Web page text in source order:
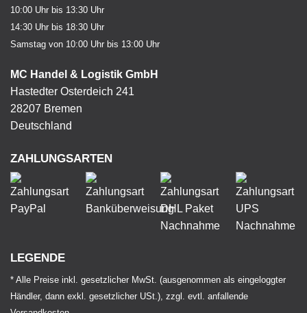
10:00 Uhr bis 13:30 Uhr
14:30 Uhr bis 18:30 Uhr
Samstag von 10:00 Uhr bis 13:00 Uhr
MC Handel & Logistik GmbH
Hastedter Osterdeich 241
28207 Bremen
Deutschland
ZAHLUNGSARTEN
LEGENDE
* Alle Preise inkl. gesetzlicher MwSt. (ausgenommen als eingeloggter
Händler, dann exkl. gesetzlicher USt.), zzgl. evtl. anfallende